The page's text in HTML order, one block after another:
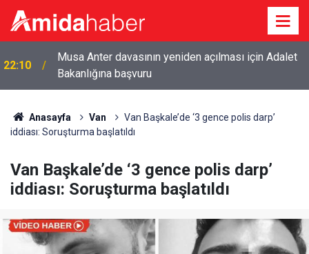
22:10
Musa Anter davasının yeniden açılması için Adalet
Bakanlığına başvuru
Anasayfa Van
Van Başkale’de ‘3 gence polis darp’
iddiası: Soruşturma başlatıldı
Van Başkale’de ‘3 gence polis darp’
iddiası: Soruşturma başlatıldı